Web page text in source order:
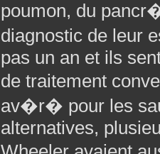
poumon, du
diagnostic de leur
pas un an et ils
de traitement
av�r� pour les
alternatives,